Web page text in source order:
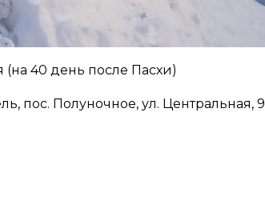
40 день после Пасхи)
пос. Полуночное, ул. Центральная, 9